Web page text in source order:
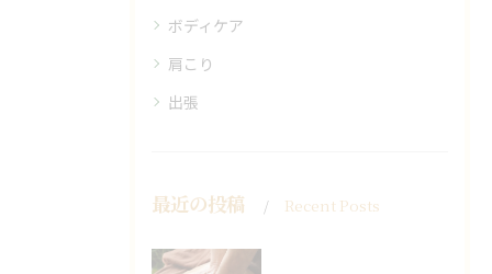
ボディケア
肩こり
出張
最近の投稿 Recent Posts